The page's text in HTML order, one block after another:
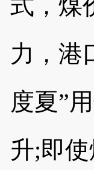
式，煤
力，港
度夏”
升;即